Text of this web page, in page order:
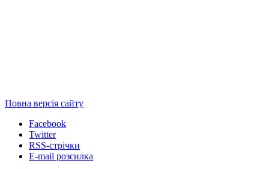
Повна версія сайту
Facebook
Twitter
RSS-стрічки
E-mail розсилка